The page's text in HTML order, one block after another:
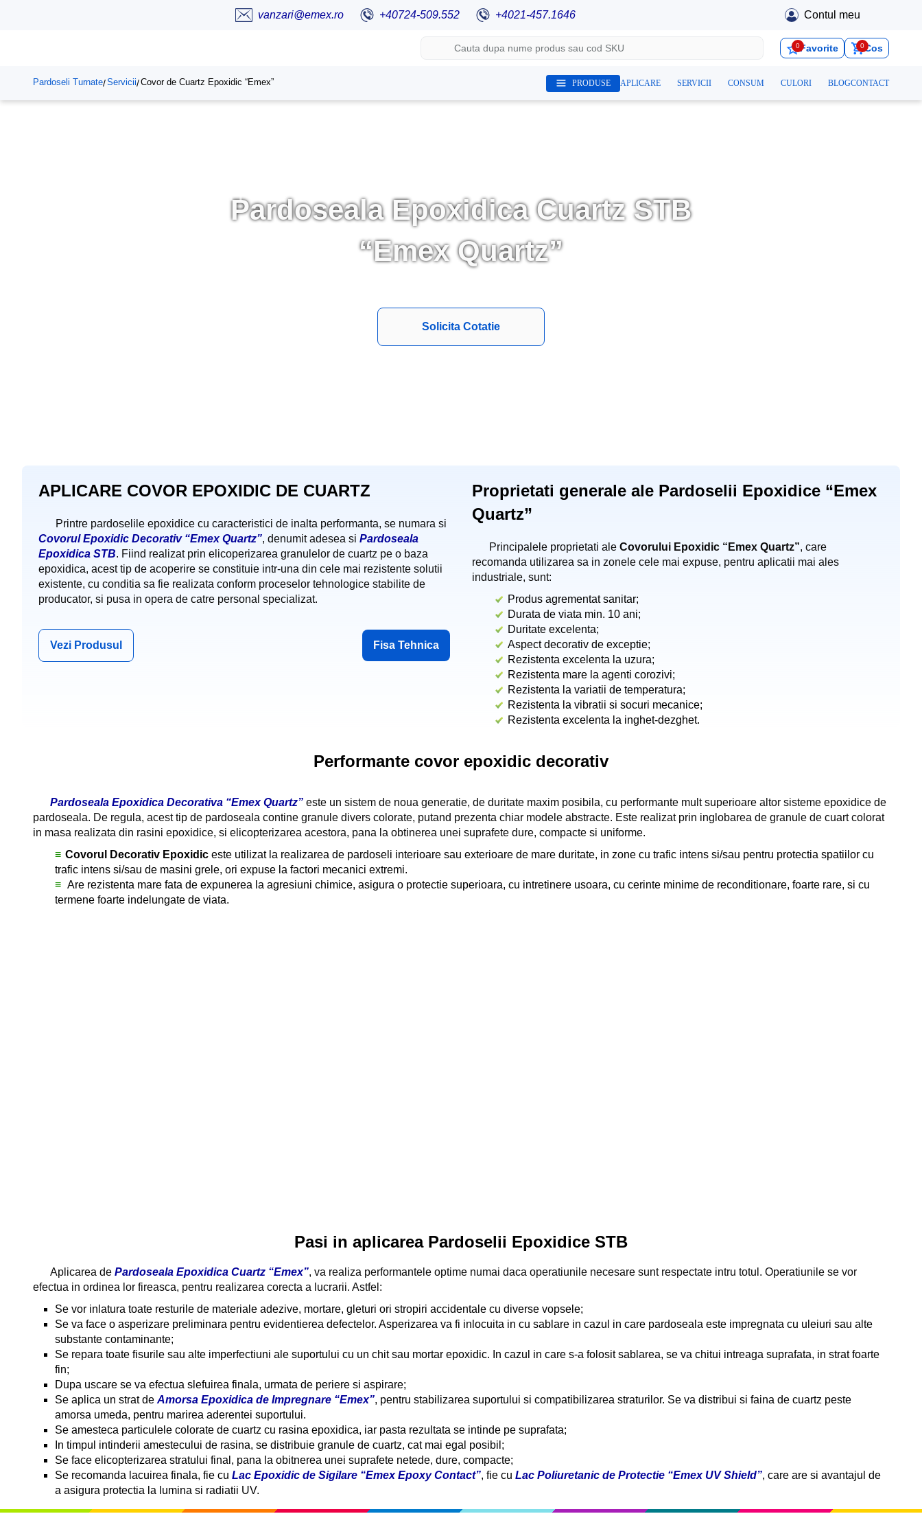
vanzari@emex.ro +40724-509.552 +4021-457.1646 Contul meu
0Favorite 0Cos
Pardoseli Turnate/Servicii/Covor de Cuartz Epoxidic “Emex” PRODUSE APLICARE SERVICII CONSUM CULORI BLOGCONTACT
Pardoseala Epoxidica Cuartz STB
“Emex Quartz”
Solicita Cotatie
APLICARE COVOR EPOXIDIC DE CUARTZ
Printre pardoselile epoxidice cu caracteristici de inalta performanta, se numara si
Covorul Epoxidic Decorativ “Emex Quartz”, denumit adesea si Pardoseala
Epoxidica STB. Fiind realizat prin elicoperizarea granulelor de cuartz pe o baza
epoxidica, acest tip de acoperire se constituie intr-una din cele mai rezistente solutii
existente, cu conditia sa fie realizata conform proceselor tehnologice stabilite de
producator, si pusa in opera de catre personal specializat.
Vezi Produsul Fisa Tehnica
Proprietati generale ale Pardoselii Epoxidice “Emex
Quartz”
Principalele proprietati ale Covorului Epoxidic “Emex Quartz”, care
recomanda utilizarea sa in zonele cele mai expuse, pentru aplicatii mai ales
industriale, sunt:
Produs agrementat sanitar;
Durata de viata min. 10 ani;
Duritate excelenta;
Aspect decorativ de exceptie;
Rezistenta excelenta la uzura;
Rezistenta mare la agenti corozivi;
Rezistenta la variatii de temperatura;
Rezistenta la vibratii si socuri mecanice;
Rezistenta excelenta la inghet-dezghet.
Performante covor epoxidic decorativ
Pardoseala Epoxidica Decorativa “Emex Quartz” este un sistem de noua generatie, de duritate maxim posibila, cu performante mult superioare altor sisteme epoxidice de
pardoseala. De regula, acest tip de pardoseala contine granule divers colorate, putand prezenta chiar modele abstracte. Este realizat prin inglobarea de granule de cuart colorat
in masa realizata din rasini epoxidice, si elicopterizarea acestora, pana la obtinerea unei suprafete dure, compacte si uniforme.
Covorul Decorativ Epoxidic este utilizat la realizarea de pardoseli interioare sau exterioare de mare duritate, in zone cu trafic intens si/sau pentru protectia spatiilor cu
trafic intens si/sau de masini grele, ori expuse la factori mecanici extremi.
Are rezistenta mare fata de expunerea la agresiuni chimice, asigura o protectie superioara, cu intretinere usoara, cu cerinte minime de reconditionare, foarte rare, si cu
termene foarte indelungate de viata.
Pasi in aplicarea Pardoselii Epoxidice STB
Aplicarea de Pardoseala Epoxidica Cuartz “Emex”, va realiza performantele optime numai daca operatiunile necesare sunt respectate intru totul. Operatiunile se vor
efectua in ordinea lor fireasca, pentru realizarea corecta a lucrarii. Astfel:
Se vor inlatura toate resturile de materiale adezive, mortare, gleturi ori stropiri accidentale cu diverse vopsele;
Se va face o asperizare preliminara pentru evidentierea defectelor. Asperizarea va fi inlocuita in cu sablare in cazul in care pardoseala este impregnata cu uleiuri sau alte
substante contaminante;
Se repara toate fisurile sau alte imperfectiuni ale suportului cu un chit sau mortar epoxidic. In cazul in care s-a folosit sablarea, se va chitui intreaga suprafata, in strat foarte
fin;
Dupa uscare se va efectua slefuirea finala, urmata de periere si aspirare;
Se aplica un strat de Amorsa Epoxidica de Impregnare “Emex”, pentru stabilizarea suportului si compatibilizarea straturilor. Se va distribui si faina de cuartz peste
amorsa umeda, pentru marirea aderentei suportului.
Se amesteca particulele colorate de cuartz cu rasina epoxidica, iar pasta rezultata se intinde pe suprafata;
In timpul intinderii amestecului de rasina, se distribuie granule de cuartz, cat mai egal posibil;
Se face elicopterizarea stratului final, pana la obitnerea unei suprafete netede, dure, compacte;
Se recomanda lacuirea finala, fie cu Lac Epoxidic de Sigilare “Emex Epoxy Contact”, fie cu Lac Poliuretanic de Protectie “Emex UV Shield”, care are si avantajul de
a asigura protectia la lumina si radiatii UV.